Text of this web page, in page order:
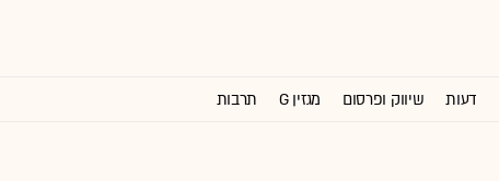
דעות שיווק ופרסום מגזין G תרבות